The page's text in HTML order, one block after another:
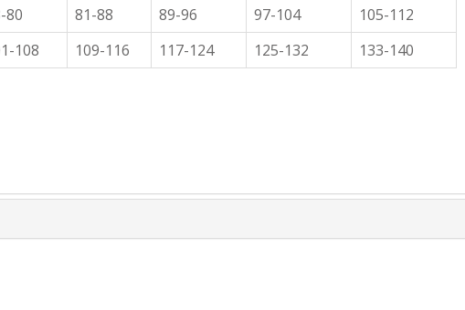
80 81-88 89-96 97-104
105-112
108 109-116 117-124 125-132 133-140